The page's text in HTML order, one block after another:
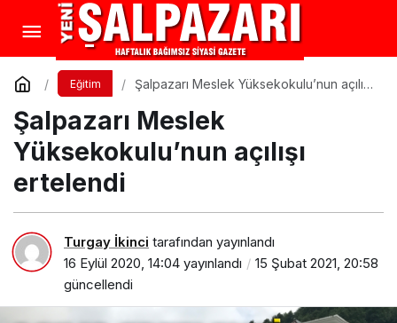
Eğitim
Şalpazarı Meslek Yüksekokulu’nun açılışı
Şalpazarı Meslek
Yüksekokulu’nun açılışı
ertelendi
Turgay İkinci tarafından yayınlandı
16 Eylül 2020, 14:04 yayınlandı
15 Şubat 2021, 20:58
güncellendi